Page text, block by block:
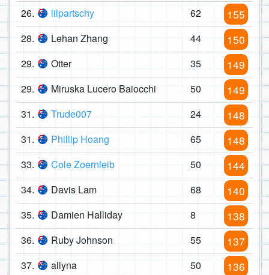
26. lilpartschy 62 155
28. Lehan Zhang 44 150
29. Otter 35 149
29. Miruska Lucero Baiocchi 50 149
31. Trude007 24 148
31. Phillip Hoang 65 148
33. Cole Zoernleib 50 144
34. Davis Lam 68 140
35. Damien Halliday 8 138
36. Ruby Johnson 55 137
37. allyna 50 136